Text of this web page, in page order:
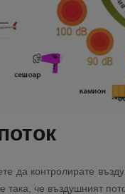
да контролирате
че въздушният